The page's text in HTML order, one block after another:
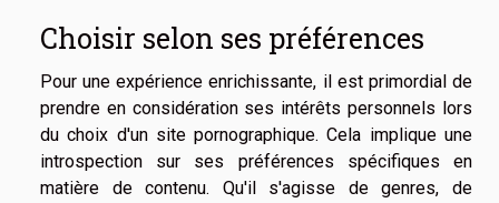
Choisir selon ses préférences
Pour une expérience enrichissante, il est primordial de
prendre en considération ses intérêts personnels lors
du choix d'un site pornographique. Cela implique une
introspection sur ses préférences spécifiques en
matière de contenu. Qu'il s'agisse de genres, de